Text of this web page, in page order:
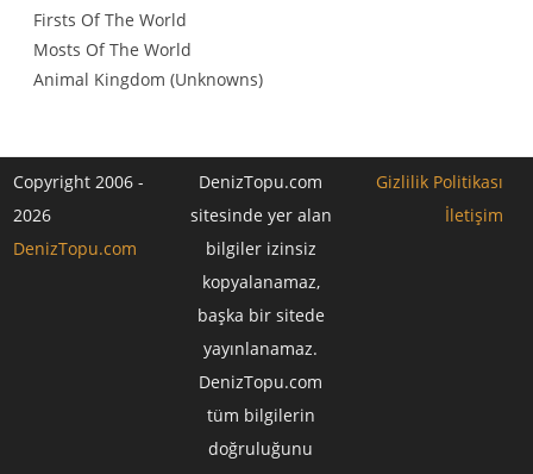
Firsts Of The World
Mosts Of The World
Animal Kingdom (Unknowns)
Copyright 2006 -
2026
DenizTopu.com
DenizTopu.com
sitesinde yer alan
bilgiler izinsiz
kopyalanamaz,
başka bir sitede
yayınlanamaz.
DenizTopu.com
tüm bilgilerin
doğruluğunu
Gizlilik Politikası
İletişim